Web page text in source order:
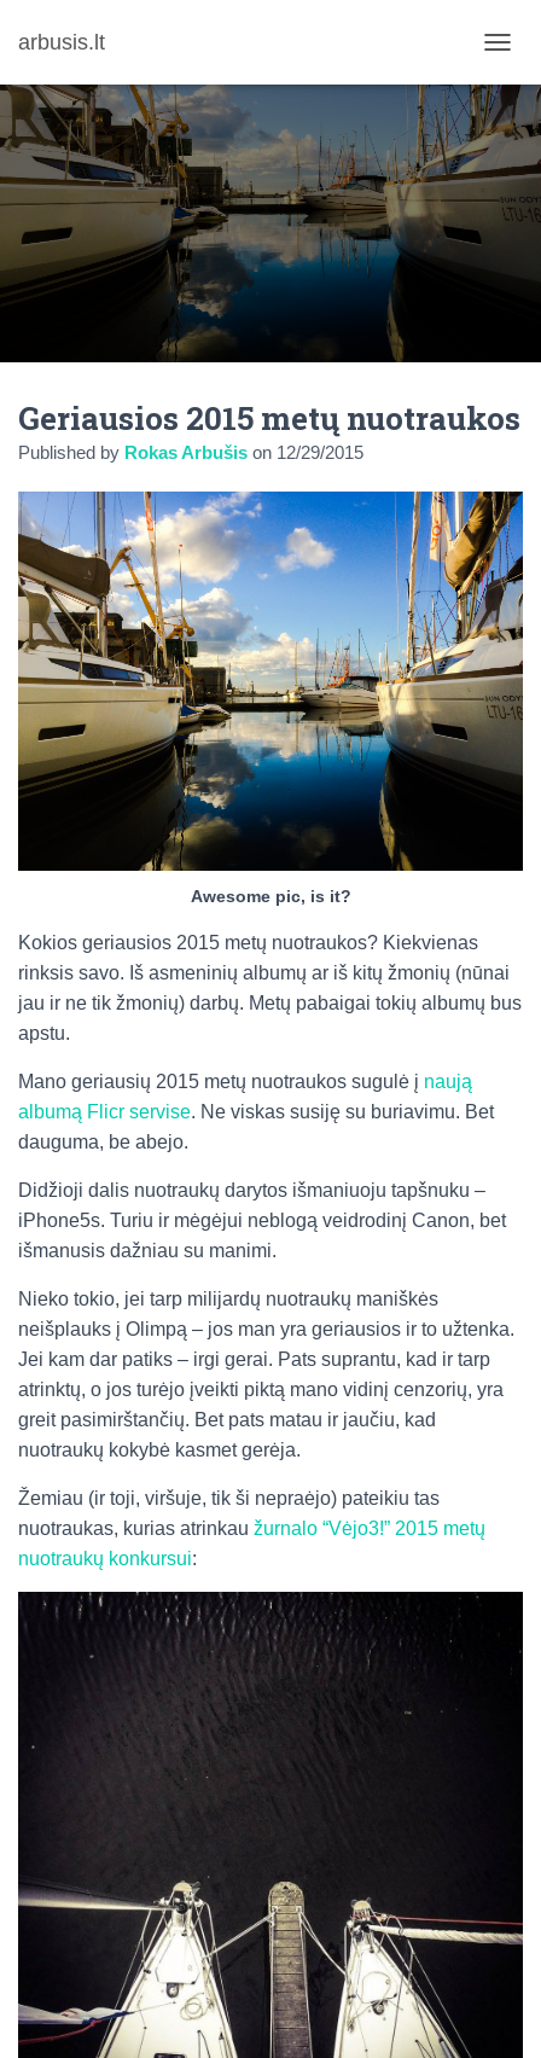
arbusis.lt
O
G
G
E
N
A
I
Geriausios 2015 metų nuotraukos
Published by Rokas Arbušis on 12/29/2015
Awesome pic, is it?
Kokios geriausios 2015 metų nuotraukos? Kiekvienas
rinksis savo. Iš asmeninių albumų ar iš kitų žmonių (nūnai
jau ir ne tik žmonių) darbų. Metų pabaigai tokių albumų bus
apstu.
Mano geriausių 2015 metų nuotraukos sugulė į naują
albumą Flicr servise. Ne viskas susiję su buriavimu. Bet
dauguma, be abejo.
Didžioji dalis nuotraukų darytos išmaniuoju tapšnuku –
iPhone5s. Turiu ir mėgėjui neblogą veidrodinį Canon, bet
išmanusis dažniau su manimi.
Nieko tokio, jei tarp milijardų nuotraukų maniškės
neišplauks į Olimpą – jos man yra geriausios ir to užtenka.
Jei kam dar patiks – irgi gerai. Pats suprantu, kad ir tarp
atrinktų, o jos turėjo įveikti piktą mano vidinį cenzorių, yra
greit pasimirštančių. Bet pats matau ir jaučiu, kad
nuotraukų kokybė kasmet gerėja.
Žemiau (ir toji, viršuje, tik ši nepraėjo) pateikiu tas
nuotraukas, kurias atrinkau žurnalo “Vėjo3!” 2015 metų
nuotraukų konkursui: